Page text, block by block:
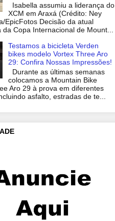
Isabella assumiu a liderança do
XCM em Araxá (Crédito: Ney
EpicFotos Decisão da atual
Copa Internacional de Mount...
Testamos a bicicleta Verden
bikes modelo Vortex Three Aro
29: Confira Nossas Impressões!
Durante as últimas semanas
colocamos a Mountain Bike
Aro 29 à prova em diferentes
asfalto, estradas de te...